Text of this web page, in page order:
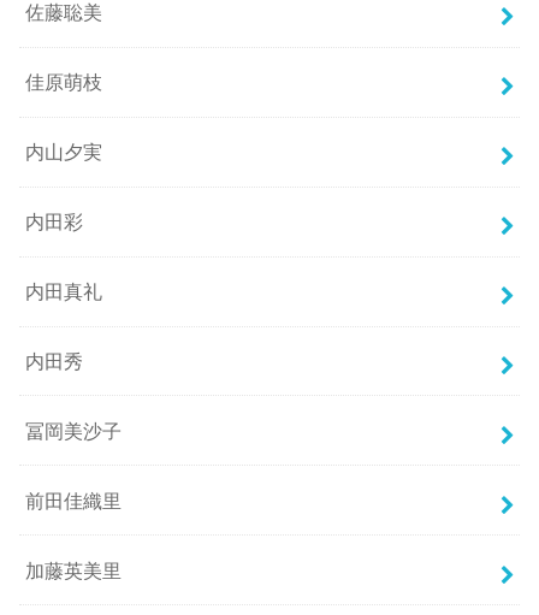
佐藤聡美
佳原萌枝
内山夕実
内田彩
内田真礼
内田秀
冨岡美沙子
前田佳織里
加藤英美里